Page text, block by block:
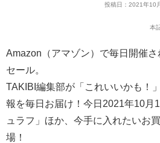
投稿日：2021年10
本
Amazon（アマゾン）で毎日開催
セール。
TAKIBI編集部が「これいいかも！
報を毎日お届け！今日2021年10月
ュラフ」ほか、今手に入れたいお
場！